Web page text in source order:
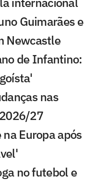
Guimarães e
Newcastle
de Infantino:
nas
27
Europa após
no futebol e